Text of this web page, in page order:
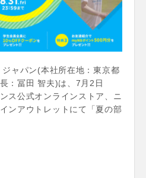
ャパン(本社所在地：東京都
：冨田 智夫)は、7月2日
ス公式オンラインストア、ニ
ンアウトレットにて「夏の部